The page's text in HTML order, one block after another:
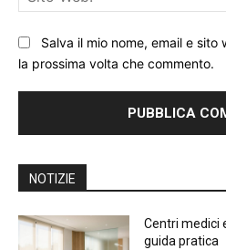
Salva il mio nome, email e
la prossima volta che commento.
NOTIZIE
Centri medici
guida pratica